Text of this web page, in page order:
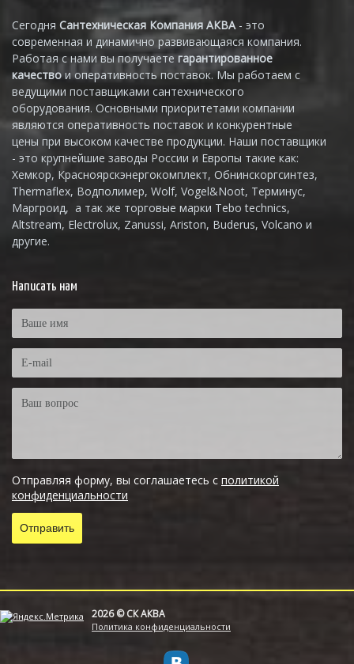
Сегодня Сантехническая Компания АКВА - это
современная и динамично развивающаяся компания.
Работая с нами вы получаетегарантированное
качествои оперативность поставок. Мы работаем с
ведущими поставщиками сантехнического
оборудования. Основными приоритетами компании
являются оперативность поставок и конкурентные
цены при высоком качестве продукции. Наши поставщики
- это крупнейшие заводы России и Европы такие как:
Хемкор, Красноярскэнергокомплект, Обнинскоргсинтез,
Thermaflex, Водполимер, Wolf, Vogel&Noot, Терминус,
Маргроид, а так же торговые марки Tebo technics,
Altstream, Electrolux, Zanussi, Ariston, Buderus, Volcano и
другие.
Написать нам
Отправляя форму, вы соглашаетесь с политикой
конфиденциальности
2026 © СК АКВА
Политика конфиденциальности